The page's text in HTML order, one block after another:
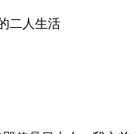
二人生活